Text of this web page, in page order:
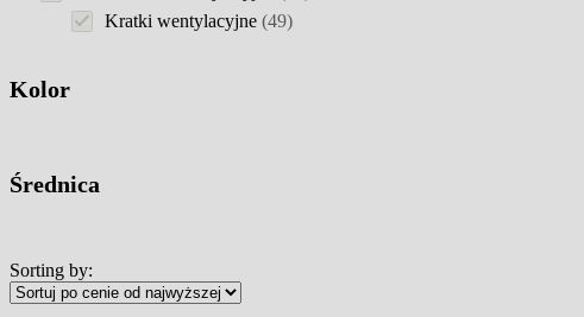
Kratki wentylacyjne 4949
Kolor
Średnica
Sorting by: